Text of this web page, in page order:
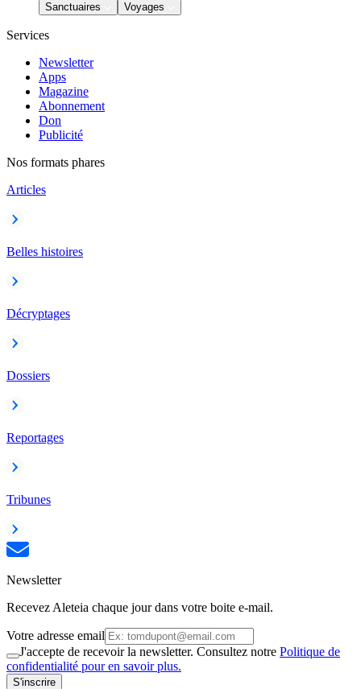
Sanctuaires
Voyages
Services
Newsletter
Apps
Magazine
Abonnement
Don
Publicité
Nos formats phares
Articles
Belles histoires
Décryptages
Dossiers
Reportages
Tribunes
Newsletter
Recevez Aleteia chaque jour dans votre boite e-mail.
Votre adresse email
J'accepte de recevoir la newsletter. Consultez notre Politique de
confidentialité pour en savoir plus.
S'inscrire